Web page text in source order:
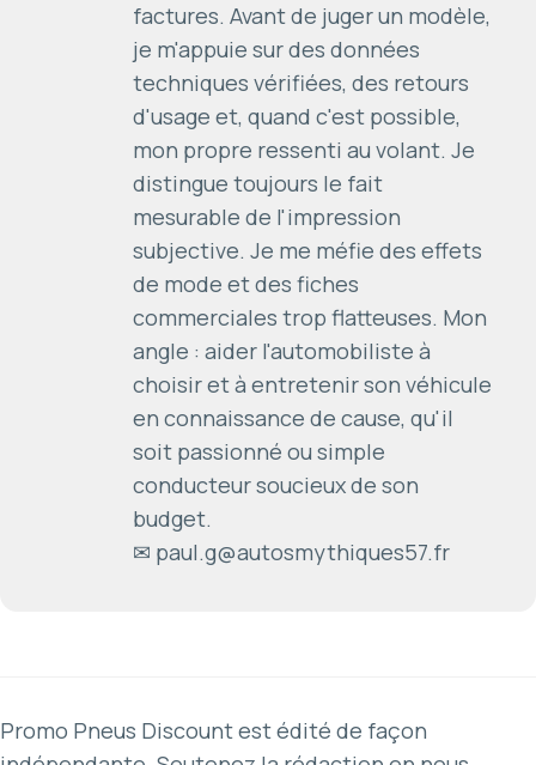
factures. Avant de juger un modèle,
je m'appuie sur des données
techniques vérifiées, des retours
d'usage et, quand c'est possible,
mon propre ressenti au volant. Je
distingue toujours le fait
mesurable de l'impression
subjective. Je me méfie des effets
de mode et des fiches
commerciales trop flatteuses. Mon
angle : aider l'automobiliste à
choisir et à entretenir son véhicule
en connaissance de cause, qu'il
soit passionné ou simple
conducteur soucieux de son
budget.
✉ paul.g@autosmythiques57.fr
Promo Pneus Discount est édité de façon